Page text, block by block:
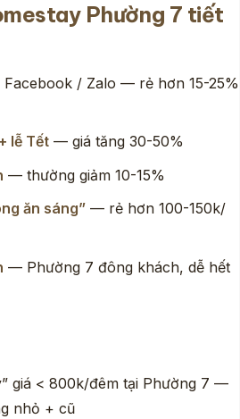
Phường 7 tiết
Facebook / Zalo — rẻ hơn 15-25%
lễ Tết — giá tăng 30-50%
— thường giảm 10-15%
ăn sáng” — rẻ hơn 100-150k/
— Phường 7 đông khách, dễ hết
giá < 800k/đêm tại Phường 7 —
nhỏ + cũ